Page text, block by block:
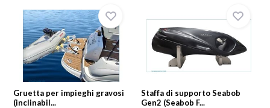
Gruetta per impieghi gravosi
(inclinabil...
Staffa di supporto Seabob
Gen2 (Seabob F...